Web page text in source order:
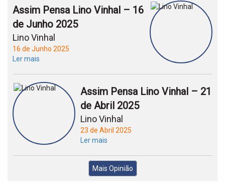
Assim Pensa Lino Vinhal – 16
de Junho 2025
Lino Vinhal
16 de Junho 2025
Ler mais
Assim Pensa Lino Vinhal – 21
de Abril 2025
Lino Vinhal
23 de Abril 2025
Ler mais
Mais Opinião